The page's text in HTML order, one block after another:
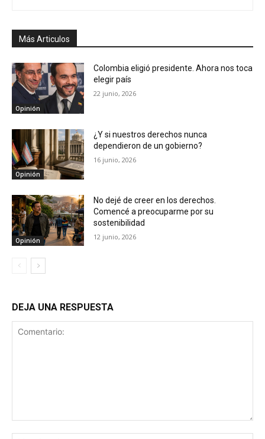
Más Articulos
Opinión
Colombia eligió presidente. Ahora nos toca
elegir país
22 junio, 2026
Opinión
¿Y si nuestros derechos nunca
dependieron de un gobierno?
16 junio, 2026
Opinión
No dejé de creer en los derechos.
Comencé a preocuparme por su
sostenibilidad
12 junio, 2026
DEJA UNA RESPUESTA